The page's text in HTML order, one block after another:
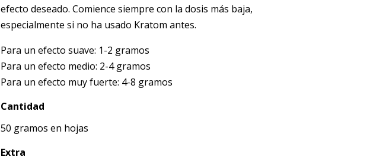
efecto deseado. Comience siempre con la dosis más baja,
especialmente si no ha usado Kratom antes.
Para un efecto suave: 1-2 gramos
Para un efecto medio: 2-4 gramos
Para un efecto muy fuerte: 4-8 gramos
Cantidad
50 gramos en hojas
Extra